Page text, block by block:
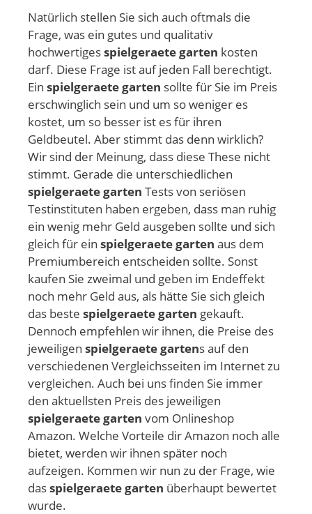
Natürlich stellen Sie sich auch oftmals die
Frage, was ein gutes und qualitativ
hochwertigesspielgeraete garten kosten
darf. Diese Frage ist auf jeden Fall berechtigt.
Ein spielgeraete garten sollte für Sie im Preis
erschwinglich sein und um so weniger es
kostet, um so besser ist es für ihren
Geldbeutel. Aber stimmt das denn wirklich?
Wir sind der Meinung, dass diese These nicht
stimmt. Gerade die unterschiedlichen
spielgeraete garten Tests von seriösen
Testinstituten haben ergeben, dass man ruhig
ein wenig mehr Geld ausgeben sollte und sich
gleich für ein spielgeraete garten aus dem
Premiumbereich entscheiden sollte. Sonst
kaufen Sie zweimal und geben im Endeffekt
noch mehr Geld aus, als hätte Sie sich gleich
das beste spielgeraete garten gekauft.
Dennoch empfehlen wir ihnen, die Preise des
jeweiligen spielgeraete gartens auf den
verschiedenen Vergleichsseiten im Internet zu
vergleichen. Auch bei uns finden Sie immer
den aktuellsten Preis des jeweiligen
spielgeraete garten vom Onlineshop
Amazon. Welche Vorteile dir Amazon noch alle
bietet, werden wir ihnen später noch
aufzeigen. Kommen wir nun zu der Frage, wie
dasspielgeraete garten überhaupt bewertet
wurde.